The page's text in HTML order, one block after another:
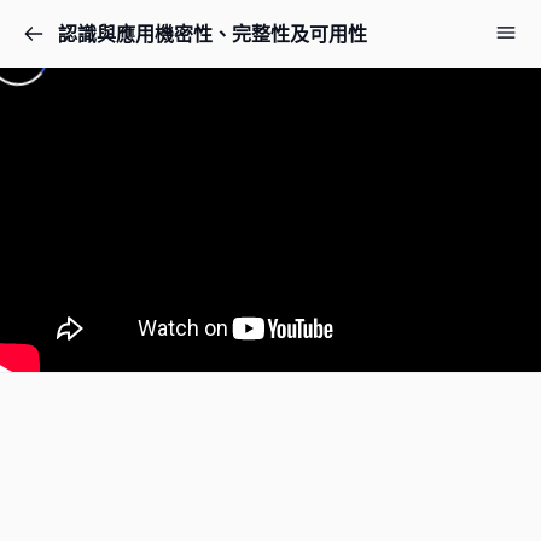
認識與應用機密性、完整性及可用性